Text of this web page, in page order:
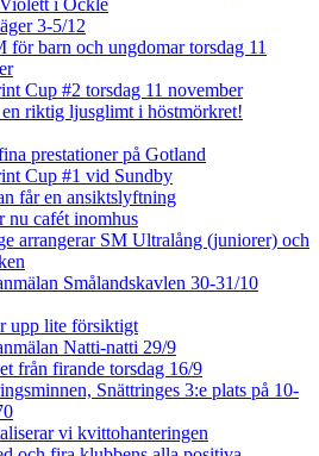
i Ockle
3-5/12
för barn och ungdomar torsdag 11
Cup #2 torsdag 11 november
riktig ljusglimt i höstmörkret!
prestationer på Gotland
Cup #1 vid Sundby
får en ansiktslyftning
nu cafét inomhus
arrangerar SM Ultralång (juniorer) och
Smålandskavlen 30-31/10
upp lite försiktigt
Natti-natti 29/9
från firande torsdag 16/9
Snättringes 3:e plats på 10-
vi kvittohanteringen